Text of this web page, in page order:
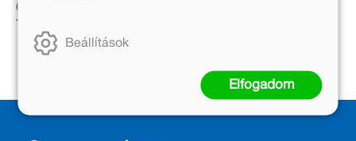
6SZIN (1066 Budapest Jókai utca 6)
Beállítások
Elfogadom